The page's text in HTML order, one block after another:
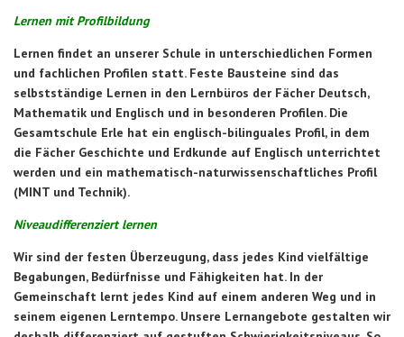
Lernen mit Profilbildung
Lernen findet an unserer Schule in unterschiedlichen Formen
und fachlichen Profilen statt. Feste Bausteine sind das
selbstständige Lernen in den Lernbüros der Fächer Deutsch,
Mathematik und Englisch und in besonderen Profilen. Die
Gesamtschule Erle hat ein englisch-bilinguales Profil, in dem
die Fächer Geschichte und Erdkunde auf Englisch unterrichtet
werden und ein mathematisch-naturwissenschaftliches Profil
(MINT und Technik).
Niveaudifferenziert lernen
Wir sind der festen Überzeugung, dass jedes Kind vielfältige
Begabungen, Bedürfnisse und Fähigkeiten hat. In der
Gemeinschaft lernt jedes Kind auf einem anderen Weg und in
seinem eigenen Lerntempo. Unsere Lernangebote gestalten wir